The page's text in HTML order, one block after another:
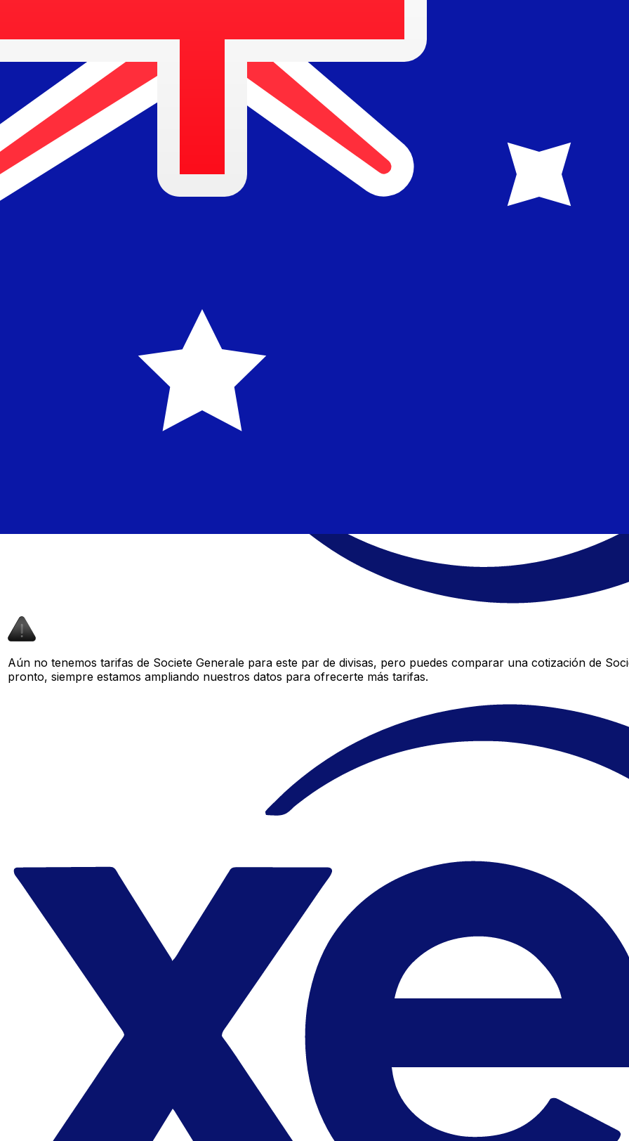
Aún no tenemos tarifas de Societe Generale para este par de divisas, pero puedes comparar una cotización de
pronto, siempre estamos ampliando nuestros datos para ofrecerte más tarifas.